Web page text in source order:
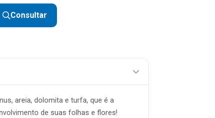
Consultar
areia, dolomita e turfa, que é a
de suas folhas e flores!